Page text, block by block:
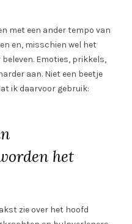
met een ander tempo van
en, misschien wel het
Emoties, prikkels,
aan. Niet een beetje
ik daarvoor gebruik:
het
zie over het hoofd